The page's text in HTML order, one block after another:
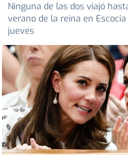
Ninguna de las dos viajó
verano de la reina en
jueves